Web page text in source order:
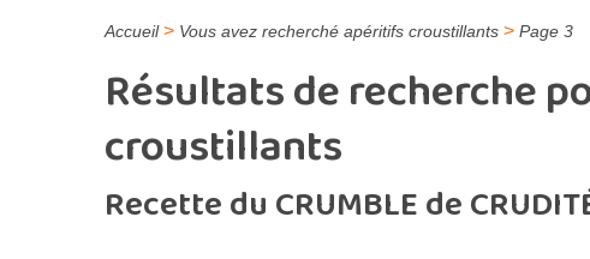
Accueil> Vous avez recherché apéritifs croustillants > Page 3
Résultats de recherche
croustillants
Recette du CRUMBLE de